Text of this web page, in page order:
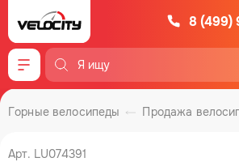
8 (499)
Меню
Продажа
Горные велосипеды
Арт. LU074391